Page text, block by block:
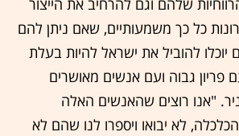
שלהם וגם להרחיב את הייצור
כל כך משמעותיים, שאם ניתן להם
להוביל את ישראל להיות בעלת
גבוה ועם אנשים מאושרים
"אנו רוצים שהאנשים האלה
לא יבואו ויספרו לנו שהם לא